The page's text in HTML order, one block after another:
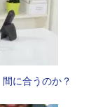
に合うのか？